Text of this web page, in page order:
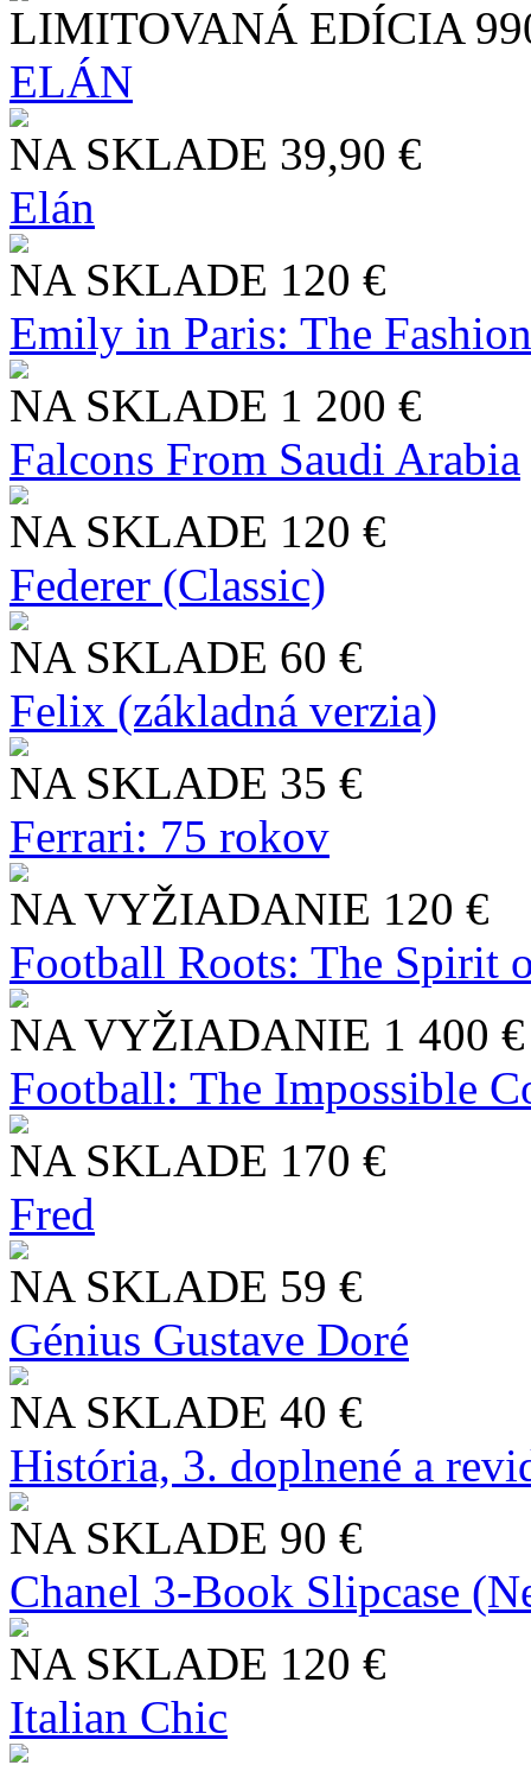
LIMITOVANÁ EDÍCIA
ELÁN
NA SKLADE 39,90 €
Elán
NA SKLADE 120 €
Emily in Paris: The
NA SKLADE 1 200 €
Falcons From Saudi Arabia
NA SKLADE 120 €
Federer (Classic)
NA SKLADE 60 €
Felix (základná verzia)
NA SKLADE 35 €
Ferrari: 75 rokov
NA VYŽIADANIE 120 €
Football Roots: The Spirit
NA VYŽIADANIE 1 400 €
Football: The Impossible
NA SKLADE 170 €
Fred
NA SKLADE 59 €
Génius Gustave Doré
NA SKLADE 40 €
História, 3. doplnené a
NA SKLADE 90 €
Chanel 3-Book Slipcase
NA SKLADE 120 €
Italian Chic